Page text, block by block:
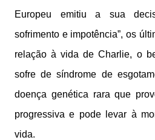
Europeu emitiu a sua
sofrimento e impotência”, os
relação à vida de Charlie, o
sofre de síndrome de
doença genética rara que
progressiva e pode levar à
vida.